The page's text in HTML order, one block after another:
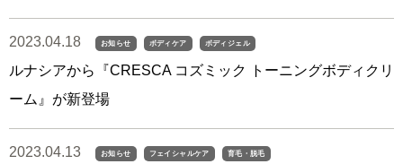
2023.04.18 お知らせ ボディケア ボディジェル
ルナシアから『CRESCA コズミック トーニングボディクリ
ーム』が新登場
2023.04.13 お知らせ フェイシャルケア 育毛・脱毛